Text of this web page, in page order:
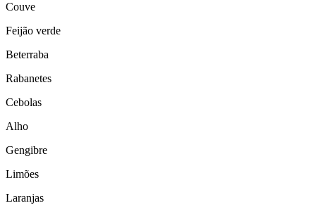
Couve
Feijão verde
Beterraba
Rabanetes
Cebolas
Alho
Gengibre
Limões
Laranjas